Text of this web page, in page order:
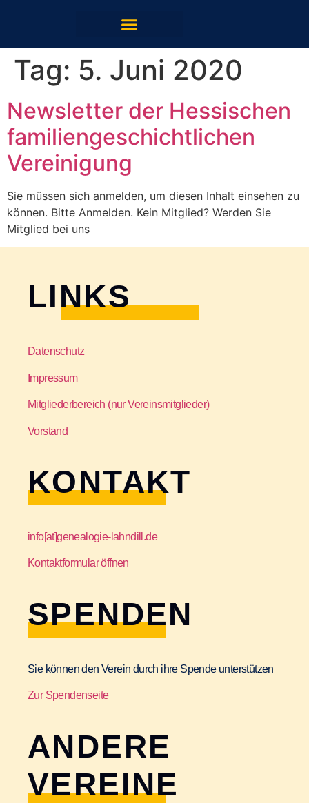
Tag: 5. Juni 2020
Newsletter der Hessischen
familiengeschichtlichen
Vereinigung
Sie müssen sich anmelden, um diesen Inhalt einsehen zu
können. Bitte Anmelden. Kein Mitglied? Werden Sie
Mitglied bei uns
LINKS
Datenschutz
Impressum
Mitgliederbereich (nur Vereinsmitglieder)
Vorstand
KONTAKT
info[at]genealogie-lahndill.de
Kontaktformular öffnen
SPENDEN
Sie können den Verein durch ihre Spende unterstützen
Zur Spendenseite
ANDERE
VEREINE